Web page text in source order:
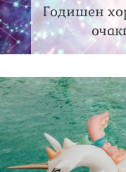
Годишен